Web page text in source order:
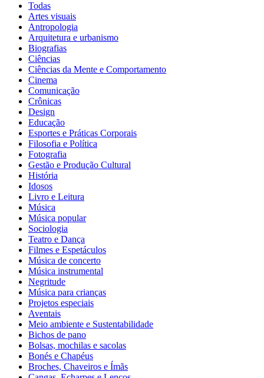
Todas
Artes visuais
Antropologia
Arquitetura e urbanismo
Biografias
Ciências
Ciências da Mente e Comportamento
Cinema
Comunicação
Crônicas
Design
Educação
Esportes e Práticas Corporais
Filosofia e Política
Fotografia
Gestão e Produção Cultural
História
Idosos
Livro e Leitura
Música
Música popular
Sociologia
Teatro e Dança
Filmes e Espetáculos
Música de concerto
Música instrumental
Negritude
Música para crianças
Projetos especiais
Aventais
Meio ambiente e Sustentabilidade
Bichos de pano
Bolsas, mochilas e sacolas
Bonés e Chapéus
Broches, Chaveiros e Ímãs